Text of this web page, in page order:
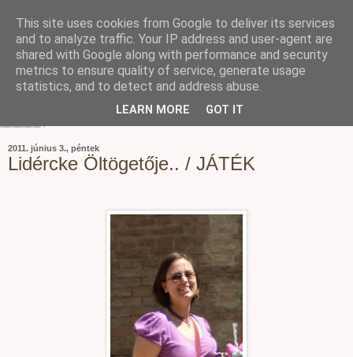
2011. június 3., péntek
Lidércke Öltögetője.. / JÁTÉK
This site uses cookies from Google to deliver its services
and to analyze traffic. Your IP address and user-agent are
shared with Google along with performance and security
metrics to ensure quality of service, generate usage
statistics, and to detect and address abuse.
LEARN MORE GOT IT